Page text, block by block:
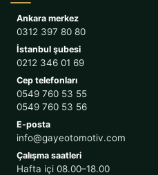
Ankara merkez
0312 397 80 80
İstanbul şubesi
0212 346 01 69
Cep telefonları
0549 760 53 55
0549 760 53 56
E-posta
info@gayeotomotiv.com
Çalışma saatleri
Hafta içi 08.00–18.00